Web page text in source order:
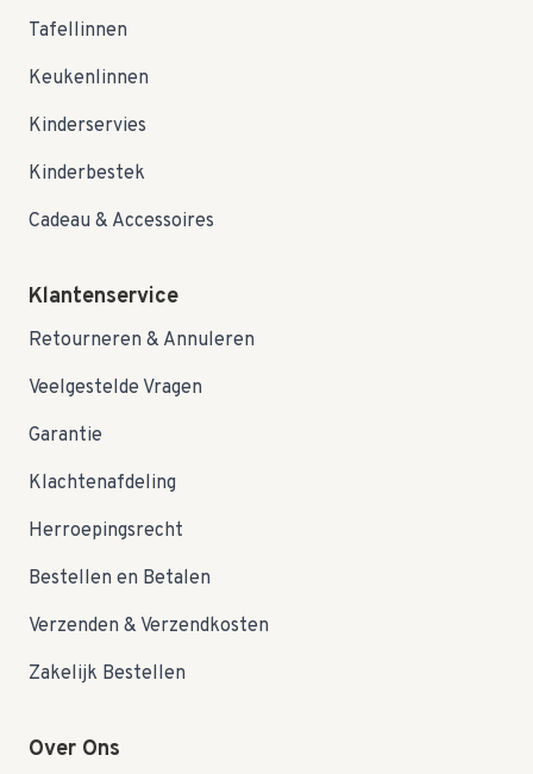
Tafellinnen
Keukenlinnen
Kinderservies
Kinderbestek
Cadeau & Accessoires
Klantenservice
Retourneren & Annuleren
Veelgestelde Vragen
Garantie
Klachtenafdeling
Herroepingsrecht
Bestellen en Betalen
Verzenden & Verzendkosten
Zakelijk Bestellen
Over Ons